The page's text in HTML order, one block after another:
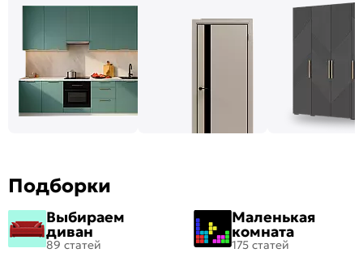
Подборки
Выбираем
диван
89 статей
Маленькая
комната
175 статей